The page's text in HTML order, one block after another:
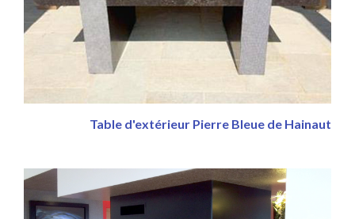
Table d'extérieur Pierre Bleue de Hainaut